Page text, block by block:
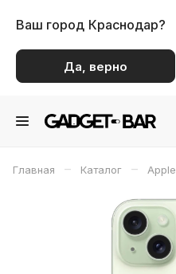
Ваш город Краснодар?
Да, верно
Главная – Каталог – Apple